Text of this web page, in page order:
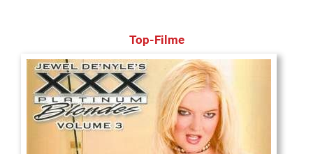
Top-Filme